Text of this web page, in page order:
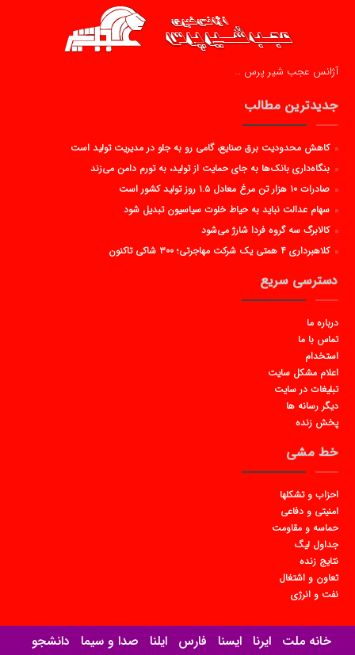
آژانس عجب شیر پرس …
جدیدترین مطالب
کاهش محدودیت برق صنایع، گامی رو به جلو در مدیریت تولید است
بنگاه‌داری بانک‌ها به جای حمایت از تولید، به تورم دامن می‌زند
صادرات ۱۰ هزار تن مرغ معادل ۱.۵ روز تولید کشور است
سهام عدالت نباید به حیاط خلوت سیاسیون تبدیل شود
کالابرگ سه گروه فردا شارژ می‌شود
کلاهبرداری ۴ همتی یک شرکت مهاجرتی؛ ۳۰۰ شاکی تاکنون
دسترسی سریع
درباره ما
تماس با ما
استخدام
اعلام مشکل سایت
تبلیغات در سایت
دیگر رسانه ها
پخش زنده
خط مشی
احزاب و تشکلها
امنیتی و دفاعی
حماسه و مقاومت
جداول لیگ
نتایج زنده
تعاون و اشتغال
نفت و انرژی
خانه ملت ایرنا ایسنا فارس ایلنا صدا و سیما دانشجو